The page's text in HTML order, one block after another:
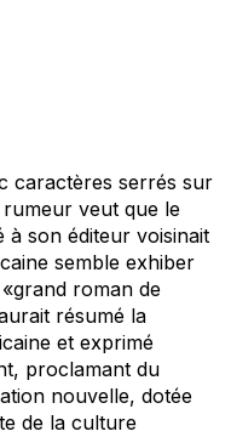
caractères serrés sur
rumeur veut que le
à son éditeur voisinait
semble exhiber
roman de
résumé la
et exprimé
proclamant du
nouvelle, dotée
de la culture